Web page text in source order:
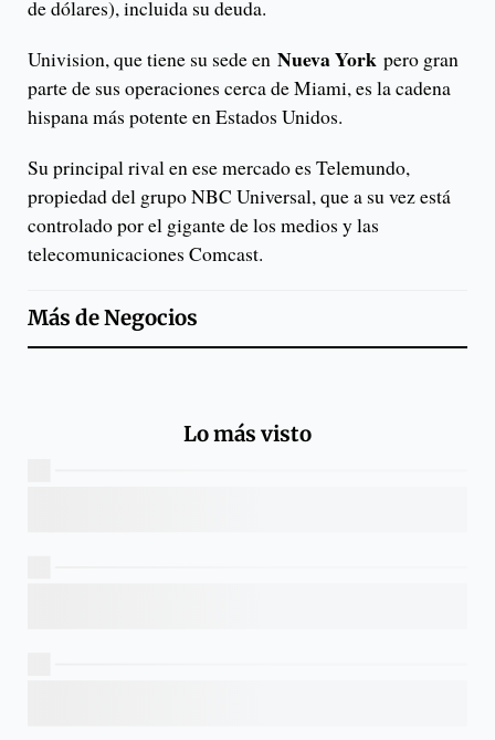
de dólares), incluida su deuda.
Univision, que tiene su sede en Nueva York pero gran
parte de sus operaciones cerca de Miami, es la cadena
hispana más potente en Estados Unidos.
Su principal rival en ese mercado es Telemundo,
propiedad del grupo NBC Universal, que a su vez está
controlado por el gigante de los medios y las
telecomunicaciones Comcast.
Más deNegocios
Lo más visto